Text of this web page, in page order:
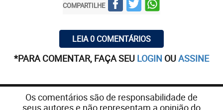
COMPARTILHE
LEIA 0 COMENTÁRIOS
*PARA COMENTAR, FAÇA SEU LOGIN OUASSINE
Os comentários são de responsabilidade de
seus autores e não representam a opinião do